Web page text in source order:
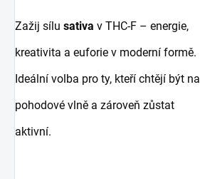
Zažij sílu sativa v THC-F – energie,
kreativita a euforie v moderní formě.
Ideální volba pro ty, kteří chtějí být na
pohodové vlně a zároveň zůstat
aktivní.